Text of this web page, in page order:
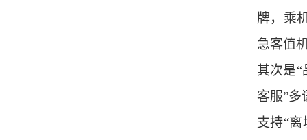
牌，乘
急客值
其次是“
客服”多
支持“